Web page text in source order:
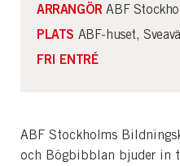
ABF Stockholms
och Bögbibblan bjuder in
ARRANGÖRABF
PLATS ABF-huset,
FRI ENTRÉ